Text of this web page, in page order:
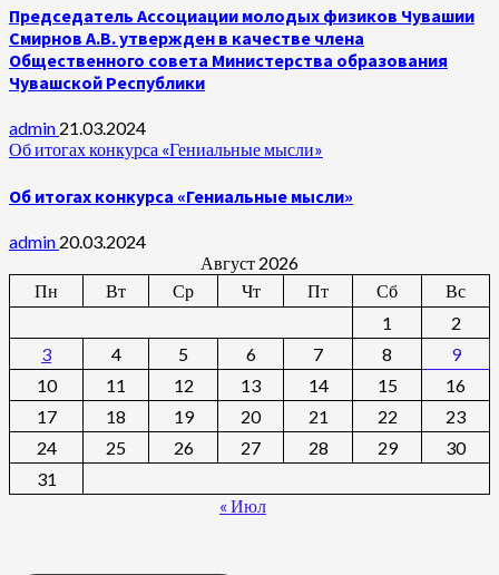
Председатель Ассоциации молодых физиков Чувашии
Смирнов А.В. утвержден в качестве члена
Общественного совета Министерства образования
Чувашской Республики
admin 21.03.2024
Об итогах конкурса «Гениальные мысли»
Об итогах конкурса «Гениальные мысли»
admin 20.03.2024
Август 2026
Пн
Вт Ср Чт Пт Сб
Вс
1
2
3
4 5 6 7 8
9
10
11 12 13 14 15
16
17
18 19 20 21 22
23
24
25 26 27 28 29
30
31
« Июл